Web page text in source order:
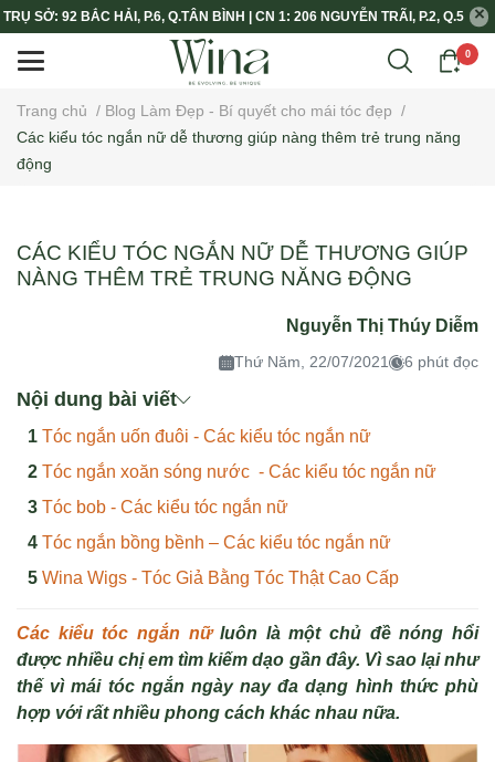
TRỤ SỞ: 92 BẮC HẢI, P.6, Q.TÂN BÌNH | CN 1: 206 NGUYỄN TRÃI, P.2, Q.5
0
Trang chủ / Blog Làm Đẹp - Bí quyết cho mái tóc đẹp /
Các kiểu tóc ngắn nữ dễ thương giúp nàng thêm trẻ trung năng
động
CÁC KIỂU TÓC NGẮN NỮ DỄ THƯƠNG GIÚP
NÀNG THÊM TRẺ TRUNG NĂNG ĐỘNG
Nguyễn Thị Thúy Diễm
Thứ Năm, 22/07/2021 6 phút đọc
Nội dung bài viết
Tóc ngắn uốn đuôi - Các kiểu tóc ngắn nữ
Tóc ngắn xoăn sóng nước - Các kiểu tóc ngắn nữ
Tóc bob - Các kiểu tóc ngắn nữ
Tóc ngắn bồng bềnh – Các kiểu tóc ngắn nữ
Wina Wigs - Tóc Giả Bằng Tóc Thật Cao Cấp
Các kiểu tóc ngắn nữ luôn là một chủ đề nóng hổi
được nhiều chị em tìm kiếm dạo gần đây. Vì sao lại như
thế vì mái tóc ngắn ngày nay đa dạng hình thức phù
hợp với rất nhiều phong cách khác nhau nữa.